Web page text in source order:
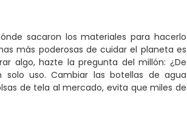
sacaron los materiales para hacerlo
más poderosas de cuidar el planeta es
algo, hazte la pregunta del millón: ¿De
uso. Cambiar las botellas de agua
de tela al mercado, evita que miles de